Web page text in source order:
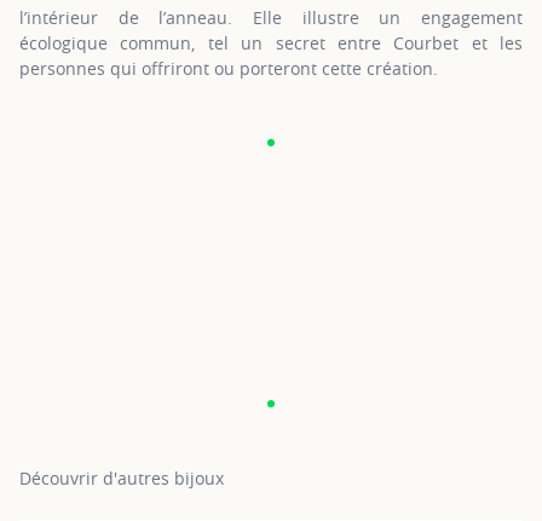
l’intérieur de l’anneau. Elle illustre un engagement
écologique commun, tel un secret entre Courbet et les
personnes qui offriront ou porteront cette création.
Découvrir d'autres bijoux